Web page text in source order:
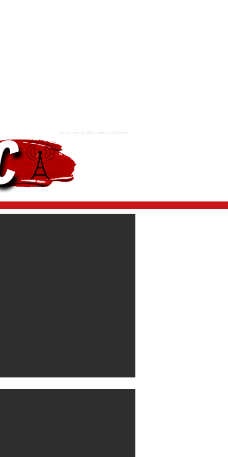
As notícias do ABC, onde você estiver